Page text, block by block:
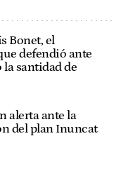
Bonet, el
defendió ante
la santidad de
alerta ante la
del plan Inuncat